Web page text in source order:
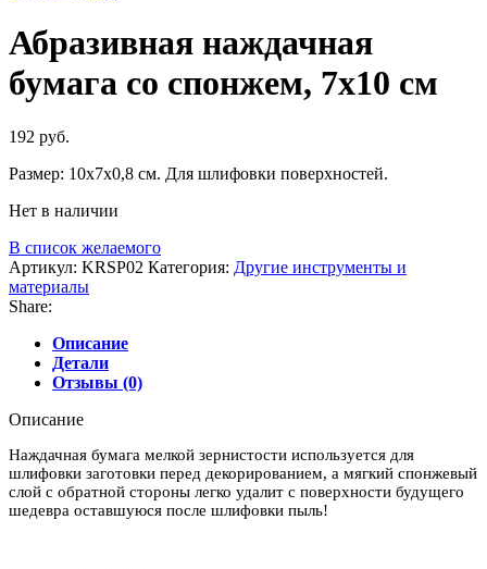
Абразивная наждачная
бумага со спонжем, 7х10 см
192 руб.
Размер: 10х7х0,8 см. Для шлифовки поверхностей.
Нет в наличии
В список желаемого
Артикул: KRSP02 Категория: Другие инструменты и
материалы
Share:
Описание
Детали
Отзывы (0)
Описание
Наждачная бумага мелкой зернистости используется для
шлифовки заготовки перед декорированием, а мягкий спонжевый
слой с обратной стороны легко удалит с поверхности будущего
шедевра оставшуюся после шлифовки пыль!